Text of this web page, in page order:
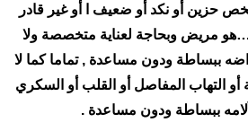
حزين أو نكد أو ضعيف ا أو غير قادر
مريض وبحاجة لعناية متخصصة ولا
ببساطة ودون مساعدة , تماما كما لا
التهاب المفاصل أو القلب أو السكري
ببساطة ودون مساعدة .